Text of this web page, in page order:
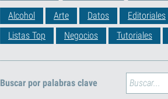
Alcohol Arte Datos Editoriales
Listas Top
Negocios Tutoriales
Buscar por palabras clave